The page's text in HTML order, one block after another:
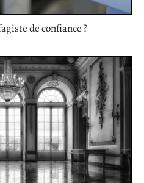
de confiance ?